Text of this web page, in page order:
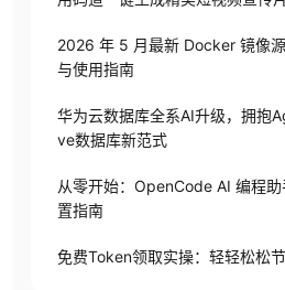
2026 年 5 月最新 Docker 镜像
与使用指南
华为云数据库全系AI升级，拥抱
ve数据库新范式
从零开始：OpenCode AI 编程助
置指南
免费Token领取实操：轻轻松松